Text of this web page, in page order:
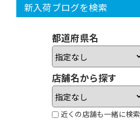
新入荷ブログを検索
都道府県名
店舗名から探す
近くの店舗も一緒に検索